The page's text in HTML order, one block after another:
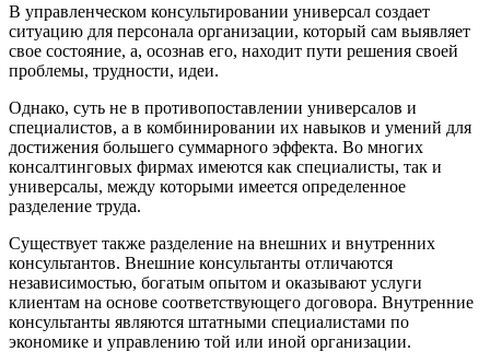
В управленческом консультировании универсал создает
ситуацию для персонала организации, который сам выявляет
свое состояние, а, осознав его, находит пути решения своей
проблемы, трудности, идеи.
Однако, суть не в противопоставлении универсалов и
специалистов, а в комбинировании их навыков и умений для
достижения большего суммарного эффекта. Во многих
консалтинговых фирмах имеются как специалисты, так и
универсалы, между которыми имеется определенное
разделение труда.
Существует также разделение на внешних и внутренних
консультантов. Внешние консультанты отличаются
независимостью, богатым опытом и оказывают услуги
клиентам на основе соответствующего договора. Внутренние
консультанты являются штатными специалистами по
экономике и управлению той или иной организации.